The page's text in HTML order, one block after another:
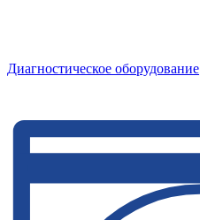
Диагностическое оборудование